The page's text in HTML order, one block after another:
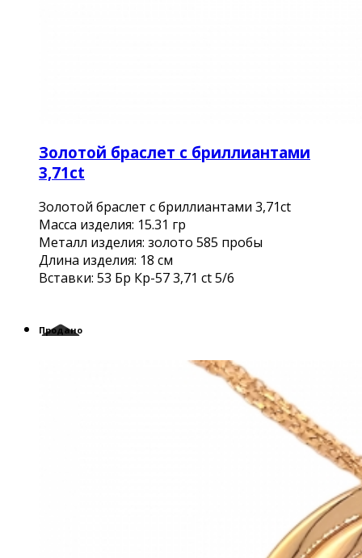
Золотой браслет с бриллиантами
3,71ct
Золотой браслет с бриллиантами 3,71ct
Масса изделия: 15.31 гр
Металл изделия: золото 585 пробы
Длина изделия: 18 см
Вставки: 53 Бр Кр-57 3,71 ct 5/6
Продано